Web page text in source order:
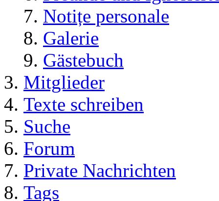
Notițe personale
Galerie
Gästebuch
Mitglieder
Texte schreiben
Suche
Forum
Private Nachrichten
Tags